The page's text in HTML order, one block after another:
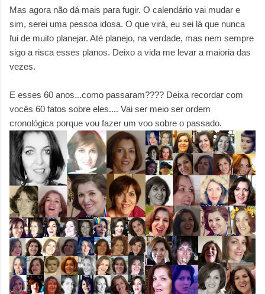
Mas agora não dá mais para fugir. O calendário vai mudar e
sim, serei uma pessoa idosa. O que virá, eu sei lá que nunca
fui de muito planejar. Até planejo, na verdade, mas nem sempre
sigo a risca esses planos. Deixo a vida me levar a maioria das
vezes.
E esses 60 anos...como passaram???? Deixa recordar com
vocês 60 fatos sobre eles.... Vai ser meio ser ordem
cronológica porque vou fazer um voo sobre o passado.